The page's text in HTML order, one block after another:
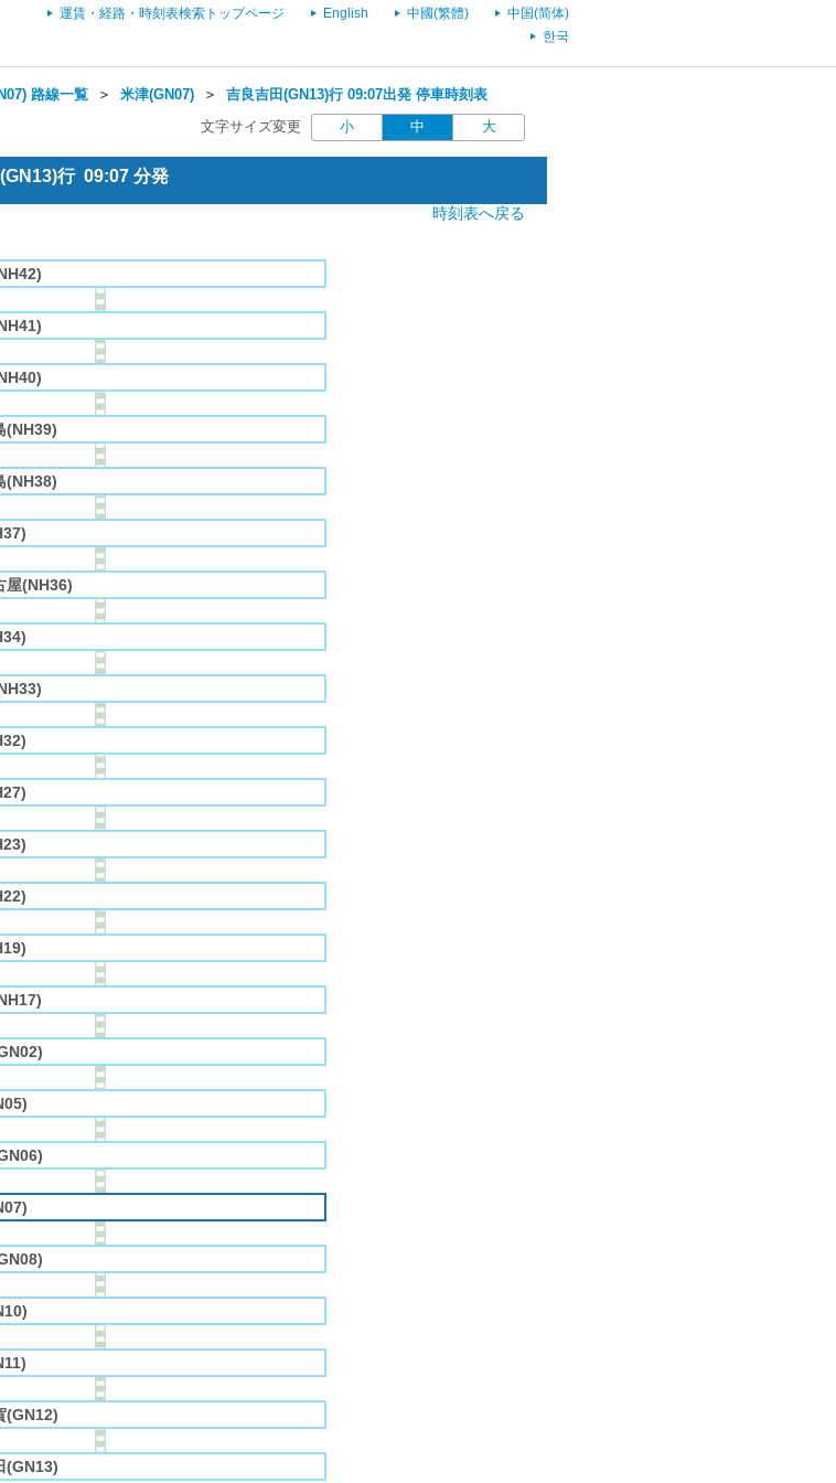
運賃・経路・時刻表検索トップページ English 中國(繁體)
中国(简体)
한국
路線一覧 ＞ 米津(GN07) ＞ 吉良吉田(GN13)行 09:07出発 停車時刻表
文字サイズ変更 小 中 大
行 09:07 分発
時刻表へ戻る
(NH39)
(NH38)
屋(NH36)
(GN12)
(GN13)